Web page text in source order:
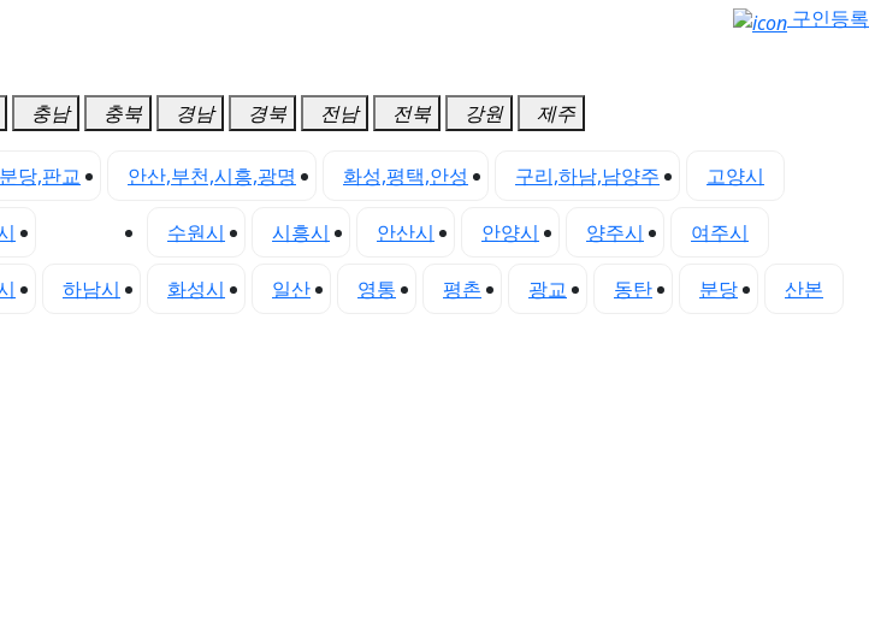
구인등록
충남 충북 경남 경북 전남 전북 강원 제주
당,판교 안산,부천,시흥,광명 화성,평택,안성 구리,하남,남양주 고양시
수원시 시흥시 안산시 안양시 양주시 여주시
하남시 화성시 일산 영통 평촌 광교 동탄 분당
산본